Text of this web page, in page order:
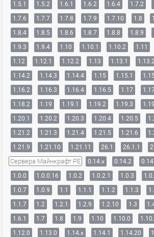
1.5.1
1.5.2 1.6.1 1.6.2 1.6.4 1.7.2
1.7.6
1.7.7 1.7.8 1.7.9 1.7.10 1.8
1.8.4
1.8.5 1.8.6 1.8.7 1.8.8 1.8.9
1.9.3
1.9.4 1.10 1.10.1 1.10.2 1.11
1.12
1.12.1 1.12.2 1.13 1.13.1
1.14.2
1.14.3 1.14.4 1.15 1.15.1
1.16.2
1.16.3 1.16.4 1.16.5 1.17
1.18.2
1.19 1.19.1 1.19.2 1.19.3
1.20.1
1.20.2 1.20.3 1.20.4 1.20.5
1.21.2
1.21.3 1.21.4 1.21.5 1.21.6
1.21.9
1.21.10 1.21.11 26.1 26.1.1
Сервера Майнкрафт PE 0.14.x 0.14.2
1.0.0
1.0.0.16 1.0.2 1.0.2.1 1.0.3
1.0.7
1.0.9 1.1 1.1.1 1.1.2 1.1.3
1.1.7
1.2 1.2.1 1.2.9 1.2.10 1.3
1.6.1
1.7 1.8 1.9 1.10 1.10.0
1.12.0
1.13.0 1.14.x 1.14.1 1.14.20